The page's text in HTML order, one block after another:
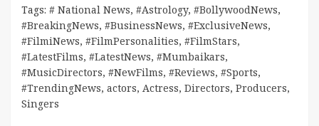
Tags: # National News, #Astrology, #BollywoodNews,
#BreakingNews, #BusinessNews, #ExclusiveNews,
#FilmiNews, #FilmPersonalities, #FilmStars,
#LatestFilms, #LatestNews, #Mumbaikars,
#MusicDirectors, #NewFilms, #Reviews, #Sports,
#TrendingNews, actors, Actress, Directors, Producers,
Singers